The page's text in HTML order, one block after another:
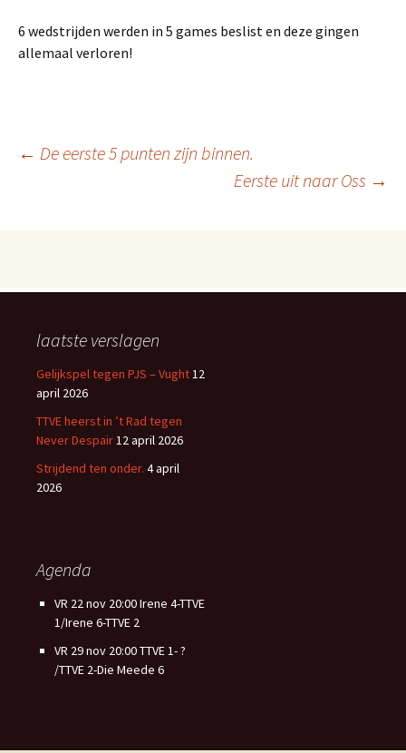
6 wedstrijden werden in 5 games beslist en deze gingen
allemaal verloren!
Berichtnavigatie
← De eerste 5 punten zijn binnen.
Eerste uit naar Oss →
laatste verslagen
Gelijkspel tegen PJS – Vught12
april 2026
TTVE heerst in ’t Rad tegen
Never Despair12 april 2026
Strijdend ten onder. 4 april
2026
Agenda
VR 22 nov 20:00 Irene 4-TTVE
1/Irene 6-TTVE 2
VR 29 nov 20:00 TTVE 1- ?
/TTVE 2-Die Meede 6